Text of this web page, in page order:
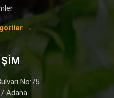
→
No:75
/ Adana